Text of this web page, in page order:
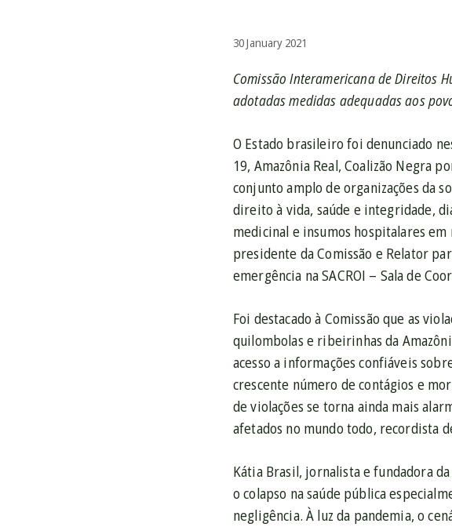
30 January 2021
Comissão Interamericana de Direitos
adotadas medidas adequadas aos
O Estado brasileiro foi denunciado
19, Amazônia Real, Coalizão Negra
conjunto amplo de organizações da
direito à vida, saúde e integridade,
medicinal e insumos hospitalares
presidente da Comissão e Relator
emergência na SACROI – Sala de
Foi destacado à Comissão que as
quilombolas e ribeirinhas da
acesso a informações confiáveis
crescente número de contágios e
de violações se torna ainda mais
afetados no mundo todo, recordista
Kátia Brasil, jornalista e fundadora
o colapso na saúde pública
negligência. À luz da pandemia, o